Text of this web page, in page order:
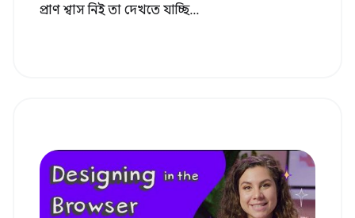
প্রাণ শ্বাস নিই তা দেখতে যাচ্ছি...